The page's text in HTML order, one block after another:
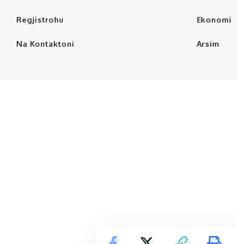
Regjistrohu
Na Kontaktoni
Ekonomi
Arsim